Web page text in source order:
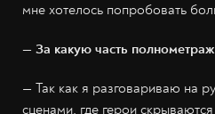
мне хотелось попробовать
— За какую часть
— Так как я разговариваю на
сценами, где герои